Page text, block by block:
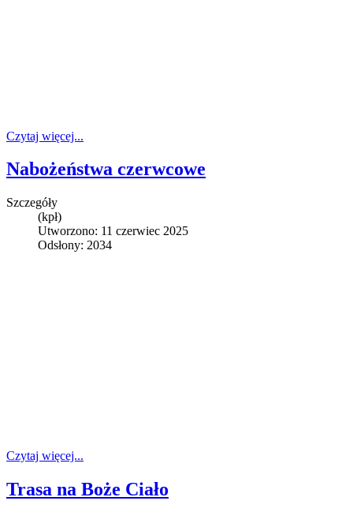
Czytaj więcej...
Nabożeństwa czerwcowe
Szczegóły
(kpł)
Utworzono: 11 czerwiec 2025
Odsłony: 2034
Czytaj więcej...
Trasa na Boże Ciało